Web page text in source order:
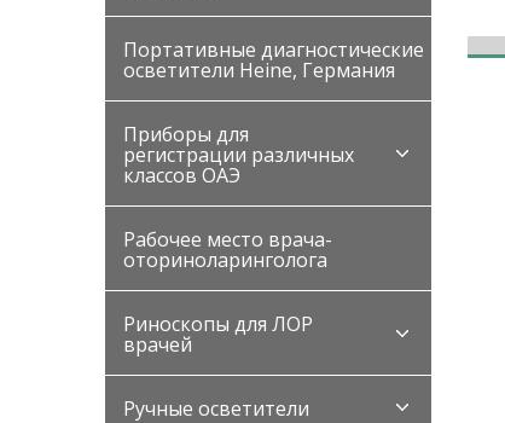
Портативные диагностические
осветители Heine, Германия
Приборы для
регистрации различных
классов ОАЭ
Рабочее место врача-
оториноларинголога
Риноскопы для ЛОР
врачей
Ручные осветители